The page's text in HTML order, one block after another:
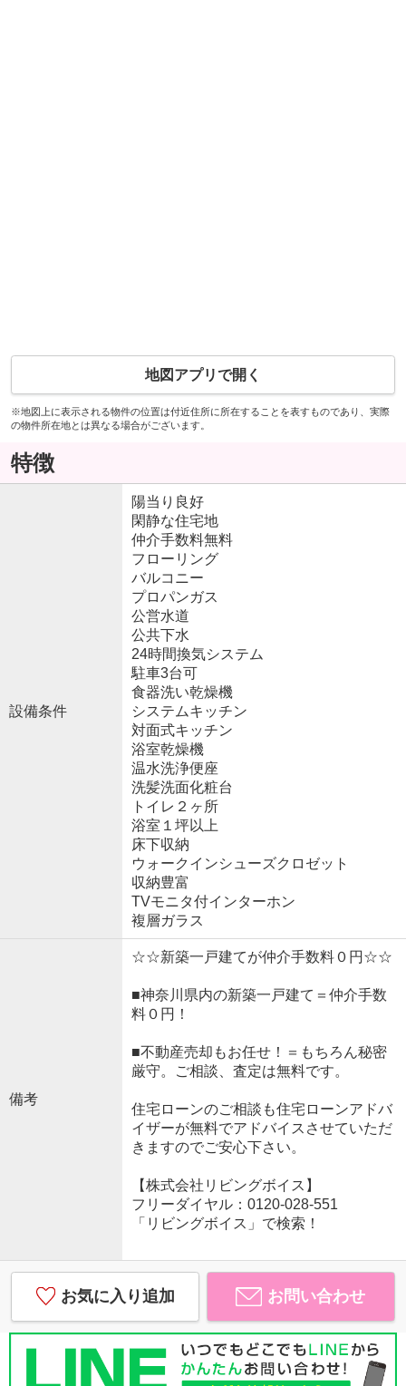
地図アプリで開く
※地図上に表示される物件の位置は付近住所に所在することを表すものであり、実際
の物件所在地とは異なる場合がございます。
特徴
設備条件
陽当り良好
閑静な住宅地
仲介手数料無料
フローリング
バルコニー
プロパンガス
公営水道
公共下水
24時間換気システム
駐車3台可
食器洗い乾燥機
システムキッチン
対面式キッチン
浴室乾燥機
温水洗浄便座
洗髪洗面化粧台
トイレ２ヶ所
浴室１坪以上
床下収納
ウォークインシューズクロゼット
収納豊富
TVモニタ付インターホン
複層ガラス
備考
☆☆新築一戸建てが仲介手数料０円☆☆
■神奈川県内の新築一戸建て＝仲介手数
料０円！
■不動産売却もお任せ！＝もちろん秘密
厳守。ご相談、査定は無料です。
住宅ローンのご相談も住宅ローンアドバ
イザーが無料でアドバイスさせていただ
きますのでご安心下さい。
【株式会社リビングボイス】
フリーダイヤル：0120-028-551
「リビングボイス」で検索！
お気に入り追加 お問い合わせ